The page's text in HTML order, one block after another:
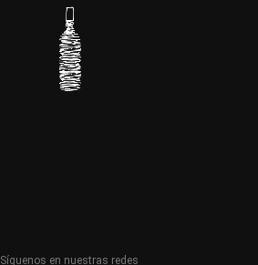
Síguenos en nuestras redes